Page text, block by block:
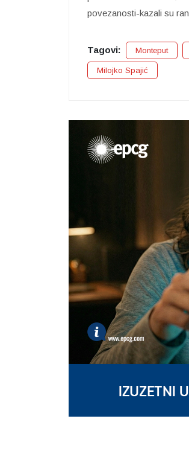
povezanosti-kazali su
Tagovi: Monteput
Milojko Spajić